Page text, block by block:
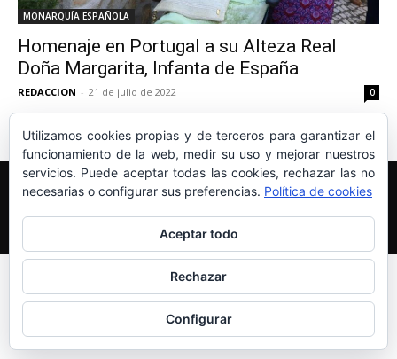
MONARQUÍA ESPAÑOLA
Homenaje en Portugal a su Alteza Real
Doña Margarita, Infanta de España
REDACCION - 21 de julio de 2022 0
Edición y Redacción Aviso legal
Política de cookies
Más información sobre las cookies
© Newspaper WordPress Theme by TagDiv
Utilizamos cookies propias y de terceros para garantizar el
funcionamiento de la web, medir su uso y mejorar nuestros
servicios. Puede aceptar todas las cookies, rechazar las no
necesarias o configurar sus preferencias. Política de cookies
Aceptar todo
Rechazar
Configurar